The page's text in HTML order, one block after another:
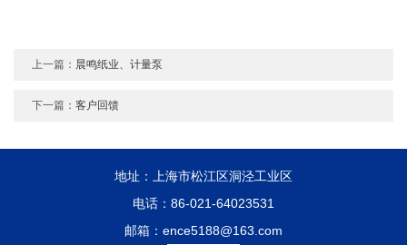
上一篇： 晨鸣纸业、计量泵
下一篇：客户回馈
地址：上海市松江区洞泾工业区
电话：86-021-64023531
邮箱：ence5188@163.com